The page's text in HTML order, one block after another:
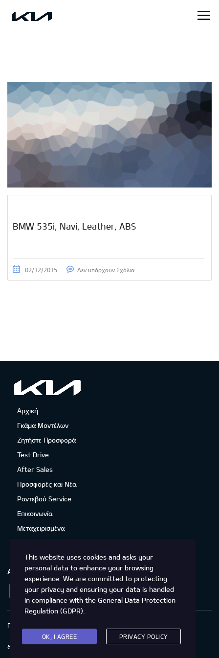
BMW 535i, Navi, Leather, ABS
02/12/2015 Δεν υπάρχουν Σχόλια
Αρχική
Γκάμα Μοντέλων
Ζητήστε Προσφορά
Test Drive
After Sales
Προσφορές και Νέα
Ραντεβού Service
Επικοινωνία
Μεταχειρισμένα
ΑΚΟΛΟΥΘΉΣΤΕ ΜΑΣ
Facebook
Instagram
LinkedIn
Twitter
YouTube
Πολιτική Απορρήτου
Δικαιώματα του Υποκειμένου των
δεδομένων
Προσβασιμότητα
This website uses cookies and asks your
personal data to enhance your browsing
experience. We are committed to protecting
your privacy and ensuring your data is handled
in compliance with the General Data Protection
Regulation (GDPR)
OK, I AGREE PRIVACY POLICY